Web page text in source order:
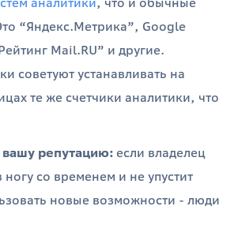
аналитики, что и обычные
“Яндекс.Метрика”, Google
Mail.RU” и другие.
советуют устанавливать на
те же счетчики аналитики, что
репутацию: если владелец
ногу со временем и не упустит
новые возможности - люди